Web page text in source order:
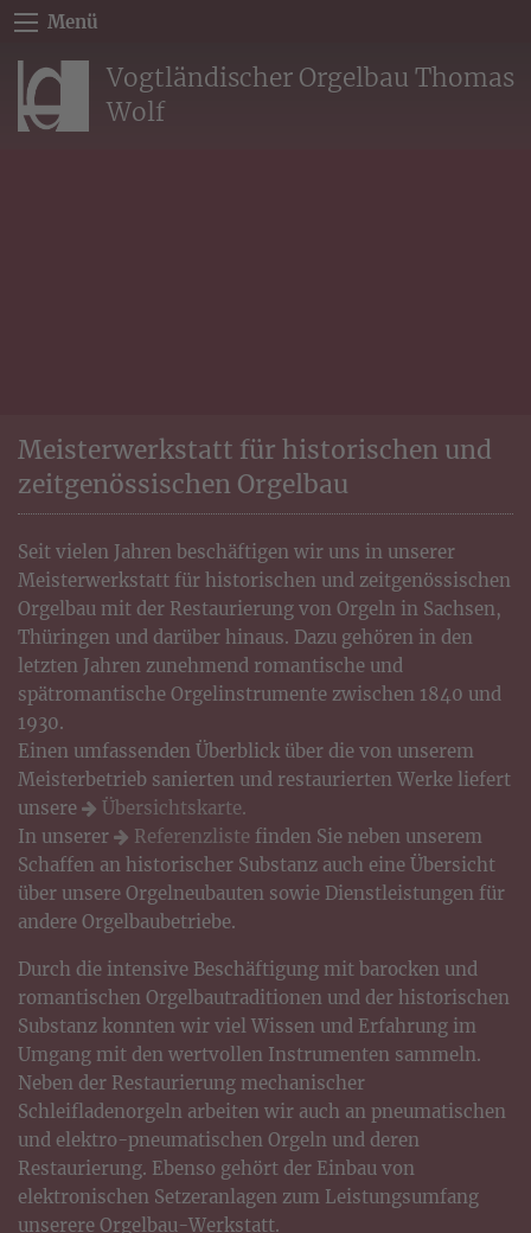
Menü
Vogtländischer Orgelbau Thomas
Wolf
Meisterwerkstatt für historischen und
zeitgenössischen Orgelbau
Seit vielen Jahren beschäftigen wir uns in unserer
Meisterwerkstatt für historischen und zeitgenössischen
Orgelbau mit der Restaurierung von Orgeln in Sachsen,
Thüringen und darüber hinaus. Dazu gehören in den
letzten Jahren zunehmend romantische und
spätromantische Orgelinstrumente zwischen 1840 und
1930.
Einen umfassenden Überblick über die von unserem
Meisterbetrieb sanierten und restaurierten Werke liefert
unsere
Übersichtskarte.
In unserer
Referenzliste finden Sie neben unserem
Schaffen an historischer Substanz auch eine Übersicht
über unsere Orgelneubauten sowie Dienstleistungen für
andere Orgelbaubetriebe.
Durch die intensive Beschäftigung mit barocken und
romantischen Orgelbautraditionen und der historischen
Substanz konnten wir viel Wissen und Erfahrung im
Umgang mit den wertvollen Instrumenten sammeln.
Neben der Restaurierung mechanischer
Schleifladenorgeln arbeiten wir auch an pneumatischen
und elektro-pneumatischen Orgeln und deren
Restaurierung. Ebenso gehört der Einbau von
elektronischen Setzeranlagen zum Leistungsumfang
unserere Orgelbau-Werkstatt.